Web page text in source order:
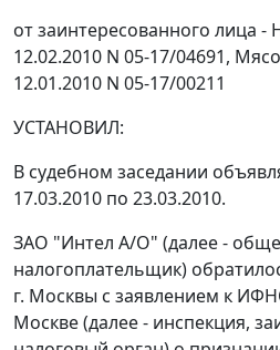
от заинтересованного лица -
12.02.2010 N 05-17/04691,
12.01.2010 N 05-17/00211
УСТАНОВИЛ:
В судебном заседании
17.03.2010 по 23.03.2010.
ЗАО "Интел А/О" (далее -
налогоплательщик)
г. Москвы с заявлением к
Москве (далее - инспекция,